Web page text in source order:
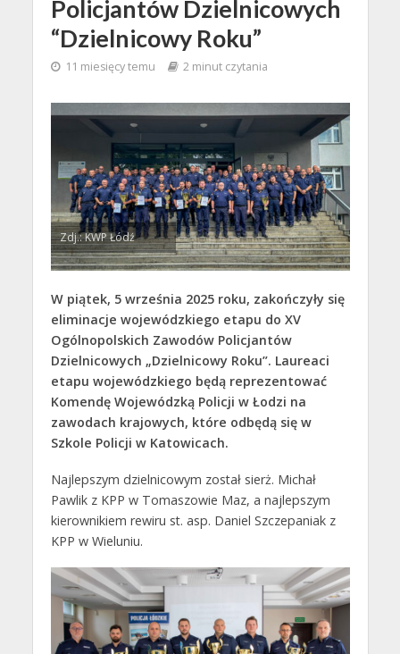
Policjantów Dzielnicowych
“Dzielnicowy Roku”
11 miesięcy temu 2 minut czytania
Zdj.: KWP Łódź
W piątek, 5 września 2025 roku, zakończyły się
eliminacje wojewódzkiego etapu do XV
Ogólnopolskich Zawodów Policjantów
Dzielnicowych „Dzielnicowy Roku”. Laureaci
etapu wojewódzkiego będą reprezentować
Komendę Wojewódzką Policji w Łodzi na
zawodach krajowych, które odbędą się w
Szkole Policji w Katowicach.
Najlepszym dzielnicowym został sierż. Michał
Pawlik z KPP w Tomaszowie Maz, a najlepszym
kierownikiem rewiru st. asp. Daniel Szczepaniak z
KPP w Wieluniu.